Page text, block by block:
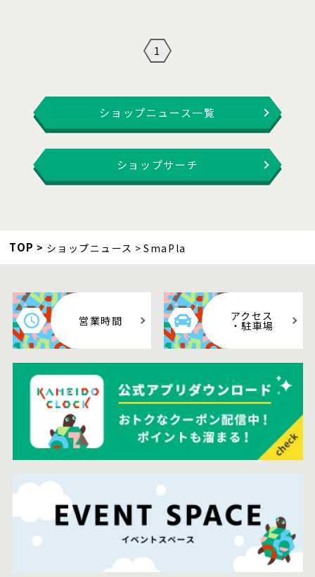
1
ショップニュース一覧
ショップサーチ
TOP ショップニュース SmaPla
営業時間 アクセス
・駐車場